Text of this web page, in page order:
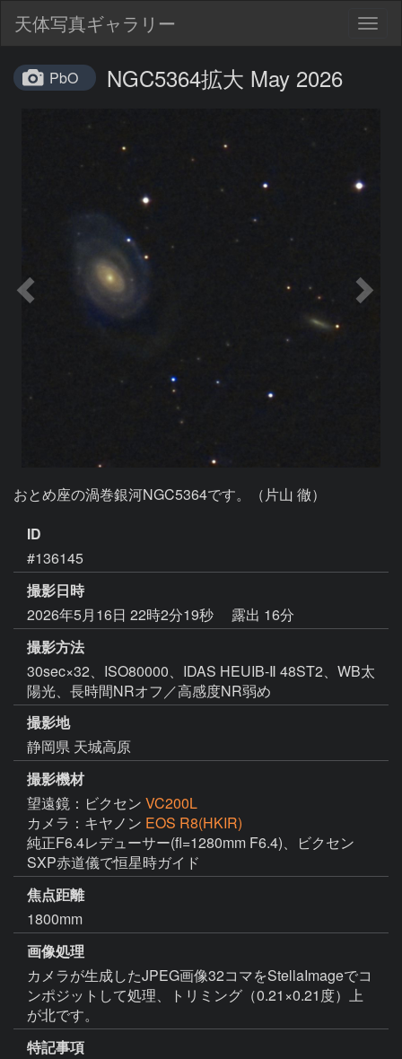
天体写真ギャラリー
PbO NGC5364拡大 May 2026
おとめ座の渦巻銀河NGC5364です。（片山 徹）
ID
#136145
撮影日時
2026年5月16日 22時2分19秒
露出 16分
撮影方法
30sec×32、ISO80000、IDAS HEUIB-Ⅱ 48ST2、WB太
陽光、長時間NRオフ／高感度NR弱め
撮影地
静岡県 天城高原
撮影機材
望遠鏡：ビクセン VC200L
カメラ：キヤノン EOS R8(HKIR)
純正F6.4レデューサー(fl=1280mm F6.4)、ビクセン
SXP赤道儀で恒星時ガイド
焦点距離
1800mm
画像処理
カメラが生成したJPEG画像32コマをStellaImageでコ
ンポジットして処理、トリミング（0.21×0.21度）上
が北です。
特記事項